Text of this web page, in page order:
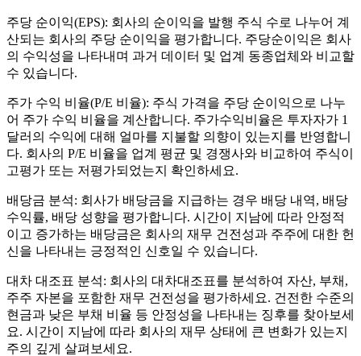
주당 순이익(EPS): 회사의 순이익을 발행 주식 수로 나누어 계
산되는 회사의 주당 순이익을 평가합니다. 주당순이익은 회사
의 수익성을 나타내며 과거 데이터 및 업계 동종업체와 비교할
수 있습니다.
주가 수익 비율(P/E 비율): 주식 가격을 주당 순이익으로 나누
어 주가 수익 비율을 계산합니다. 주가수익비율은 투자자가 1
달러의 수익에 대해 얼마를 지불할 의향이 있는지를 반영합니
다. 회사의 P/E 비율을 업계 평균 및 경쟁사와 비교하여 주식이
고평가 또는 저평가되었는지 확인하세요.
배당금 분석: 회사가 배당금을 지급하는 경우 배당 내역, 배당
수익률, 배당 성향을 평가합니다. 시간이 지남에 따라 안정적
이고 증가하는 배당금은 회사의 재무 건전성과 주주에 대한 헌
신을 나타내는 긍정적인 신호일 수 있습니다.
대차 대조표 분석: 회사의 대차대조표를 분석하여 자산, 부채,
주주 자본을 포함한 재무 건전성을 평가하세요. 건전한 수준의
현금과 낮은 부채 비율 등 안정성을 나타내는 징후를 찾아보세
요. 시간이 지남에 따라 회사의 재무 상태에 큰 변화가 있는지
주의 깊게 살펴보세요.